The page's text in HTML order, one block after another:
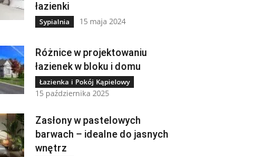
łazienki
Sypialnia 15 maja 2024
Różnice w projektowaniu
łazienek w bloku i domu
Łazienka i Pokój Kąpielowy
15 października 2025
Zasłony w pastelowych
barwach – idealne do jasnych
wnętrz